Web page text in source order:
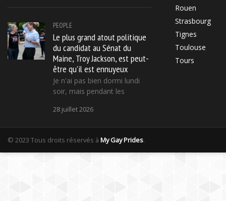
PEOPLE
Le plus grand atout politique
du candidat au Sénat du
Maine, Troy Jackson, est peut-
être qu'il est ennuyeux
Je n'ai pas bien dormi lundi
soir, mais pendant les
28 juillet 2026
Rouen
Strasbourg
Tignes
Toulouse
Tours
© 2023 Tous droits réservés à My Gay Prides.